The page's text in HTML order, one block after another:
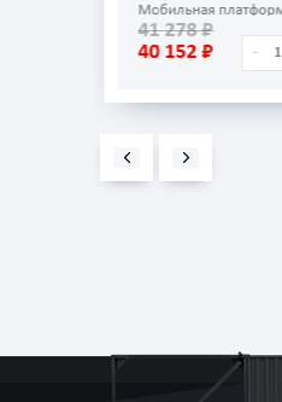
Мобильная
установки турникета
41 278 ₽
40 152 ₽
-